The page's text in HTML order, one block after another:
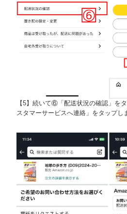
【5】続いて⑥「配送状況の確認」を
スタマーサービスへ連絡」をタップし